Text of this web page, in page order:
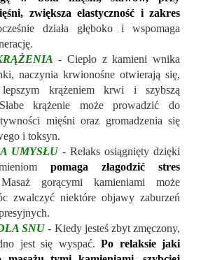
zwiększa elastyczność i zakres
działa głęboko i wspomaga
- Ciepło z kamieni wnika
naczynia krwionośne otwierają się,
krążeniem krwi i szybszą
krążenie może prowadzić do
mięśni oraz gromadzenia się
i toksyn.
UMYSŁU- Relaks osiągnięty dzięki
pomaga złagodzić stres
Masaż gorącymi kamieniami może
zwalczyć niektóre objawy zaburzeń
SNU- Kiedy jesteś zbyt zmęczony,
jest się wyspać.Po relaksie jaki